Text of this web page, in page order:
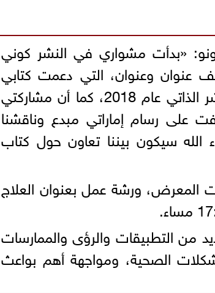
«بدأت مشواري في النشر كوني
عنوان وعنوان، التي دعمت كتابي
ومنحتني فرصة للانطلاق ككاتبة لأتوجه بعدها للنشر الذاتي عام 2018، كما أن مشاركتي
على رسام إماراتي مبدع وناقشنا
الله سيكون بيننا تعاون حول كتاب
المعرض، ورشة عمل بعنوان العلاج
من التطبيقات والرؤى والممارسات
الصحية، ومواجهة أهم بواعث